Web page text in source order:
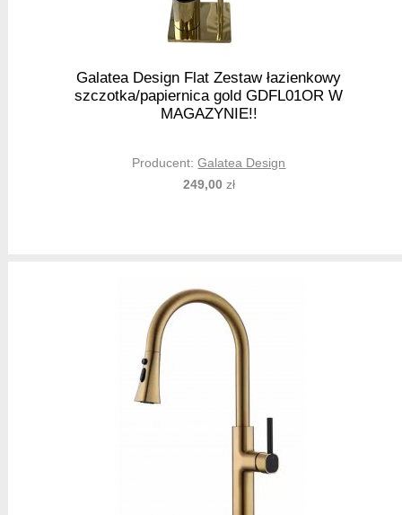
Galatea Design Flat Zestaw łazienkowy
szczotka/papiernica gold GDFL01OR W
MAGAZYNIE!!
Producent:Galatea Design
249,00zł